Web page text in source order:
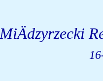
MiÄdzyrzecki